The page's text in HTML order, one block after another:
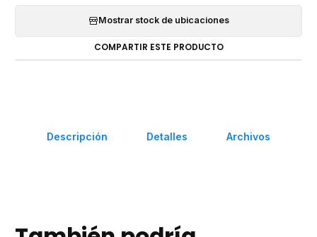
Mostrar stock de ubicaciones
COMPARTIR ESTE PRODUCTO
Descripción Detalles Archivos